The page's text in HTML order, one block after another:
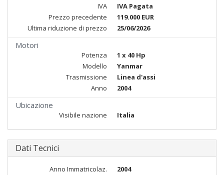
IVA
IVA Pagata
Prezzo precedente
119.000 EUR
Ultima riduzione di prezzo
25/06/2026
Motori
Potenza
1 x 40 Hp
Modello
Yanmar
Trasmissione
Linea d'assi
Anno
2004
Ubicazione
Visibile nazione Italia
Dati Tecnici
Anno Immatricolaz.
2004